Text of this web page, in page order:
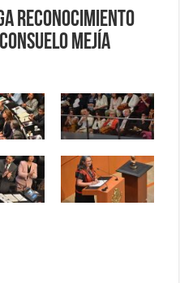
Reconocimiento
Mejía